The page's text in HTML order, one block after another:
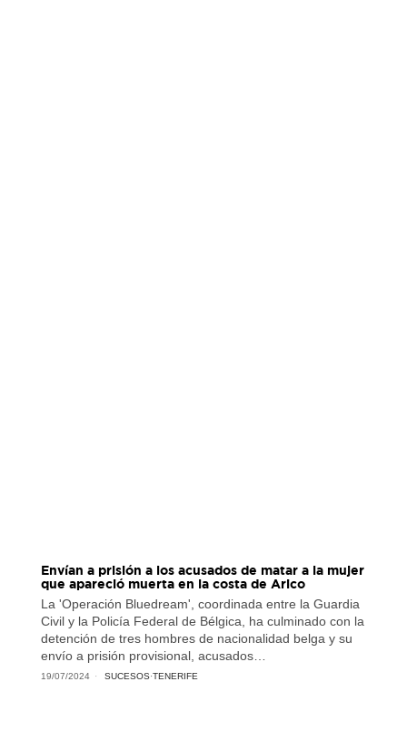
Envían a prisión a los acusados de matar a la mujer
que apareció muerta en la costa de Arico
La 'Operación Bluedream', coordinada entre la Guardia
Civil y la Policía Federal de Bélgica, ha culminado con la
detención de tres hombres de nacionalidad belga y su
envío a prisión provisional, acusados…
19/07/2024 SUCESOS·TENERIFE